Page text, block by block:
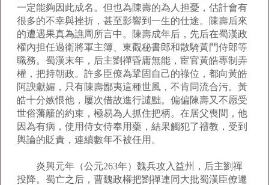
一定能夠因此成名。但也為陳壽的為人担憂，估計會有
很多的不幸與挫折，甚至影響到一生的仕途。陳壽后來
的遭遇果真為譙周所言中。陳壽成年后，先后在蜀漢政
權內担任過衛將軍主簿、東觀秘書郎和散騎黃門侍郎等
職務。蜀漢末年，后主劉禪昏庸無能，宦官黃皓專制弄
權，把持朝政。許多臣僚為鞏固自己的祿位，都向黃皓
阿諛獻媚，只有陳壽鄙夷這種世風，不肯同流合污。黃
皓十分嫉恨他，屢次借故進行譴黜。偏偏陳壽又不愿受
世俗藩籬的約束，極易為人抓住把柄。在居父喪間，他
因為有病，使用侍女侍奉用藥，結果觸犯了禮教，受到
輿論的貶責，連續數年不被任用。
炎興元年（公元263年）魏兵攻入益州，后主劉禪
投降。蜀亡之后，曹魏政權把劉禪連同大批蜀漢臣僚遷